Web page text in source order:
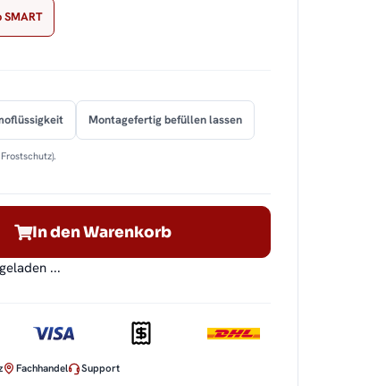
Montagefertig befüllen lassen
In den Warenkorb
...
Fachhandel Support